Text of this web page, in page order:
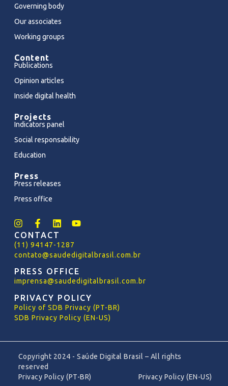
Governing body
Our associates
Working groups
Content
Publications
Opinion articles
Inside digital health
Projects
Indicators panel
Social responsability
Education
Press
Press releases
Press office
CONTACT
(11) 94147-1287
contato@saudedigitalbrasil.com.br
PRESS OFFICE
imprensa@saudedigitalbrasil.com.br
PRIVACY POLICY
Policy of SDB Privacy (PT-BR)
SDB Privacy Policy (EN-US)
Copyright 2024 - Saúde Digital Brasil – All rights
reserved
Privacy Policy (PT-BR)
Privacy Policy (EN-US)